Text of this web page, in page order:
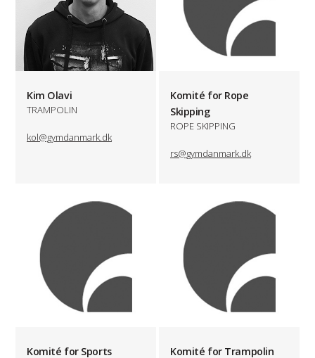
Kim Olavi
TRAMPOLIN
kol@gymdanmark.dk
Komité for Rope
Skipping
ROPE SKIPPING
rs@gymdanmark.dk
Komité for Sports
Komité for Trampolin